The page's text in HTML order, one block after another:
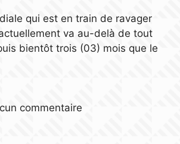
qui est en train de ravager
va au-delà de tout
bientôt trois (03) mois que le
commentaire